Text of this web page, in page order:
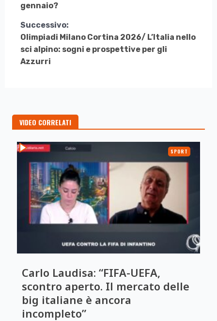
Leggere
gennaio?
Successivo:
Olimpiadi Milano Cortina 2026/ L’Italia nello
sci alpino: sogni e prospettive per gli
Azzurri
VIDEO CORRELATI
SPORT
Carlo Laudisa: “FIFA-UEFA,
scontro aperto. Il mercato delle
big italiane è ancora
incompleto”